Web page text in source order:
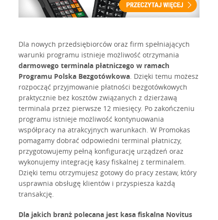
Dla nowych przedsiębiorców oraz firm spełniających
warunki programu istnieje możliwość otrzymania
darmowego terminala płatniczego w ramach
Programu Polska Bezgotówkowa. Dzięki temu możesz
rozpocząć przyjmowanie płatności bezgotówkowych
praktycznie bez kosztów związanych z dzierżawą
terminala przez pierwsze 12 miesięcy. Po zakończeniu
programu istnieje możliwość kontynuowania
współpracy na atrakcyjnych warunkach. W Promokas
pomagamy dobrać odpowiedni terminal płatniczy,
przygotowujemy pełną konfigurację urządzeń oraz
wykonujemy integrację kasy fiskalnej z terminalem.
Dzięki temu otrzymujesz gotowy do pracy zestaw, który
usprawnia obsługę klientów i przyspiesza każdą
transakcję.
Dla jakich branż polecana jest kasa fiskalna Novitus